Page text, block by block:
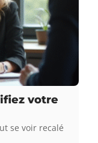
votre
se voir recalé